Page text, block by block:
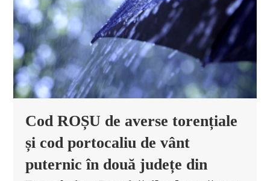
Cod ROȘU de averse torențiale
și cod portocaliu de vânt
puternic în două județe din